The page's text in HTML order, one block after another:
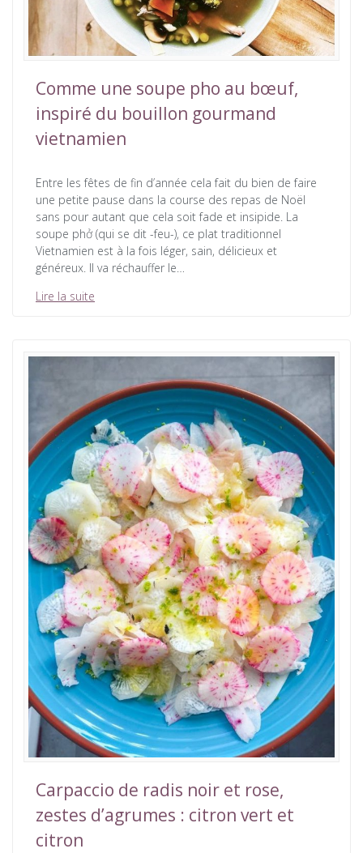
Comme une soupe pho au bœuf,
inspiré du bouillon gourmand
vietnamien
Entre les fêtes de fin d’année cela fait du bien de faire
une petite pause dans la course des repas de Noël
sans pour autant que cela soit fade et insipide. La
soupe phở (qui se dit -feu-), ce plat traditionnel
Vietnamien est à la fois léger, sain, délicieux et
généreux. Il va réchauffer le…
Lire la suite
Carpaccio de radis noir et rose,
zestes d’agrumes : citron vert et
citron